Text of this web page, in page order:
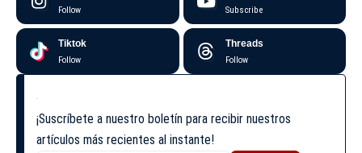
Follow Subscribe
Tiktok
Follow
Threads
Follow
¡Suscríbete a nuestro boletín para recibir nuestros
artículos más recientes al instante!